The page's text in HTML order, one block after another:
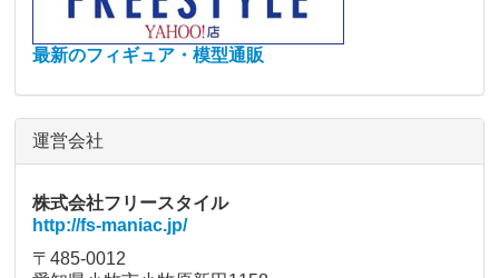
最新のフィギュア・模型通販
運営会社
株式会社フリースタイル
http://fs-maniac.jp/
〒485-0012